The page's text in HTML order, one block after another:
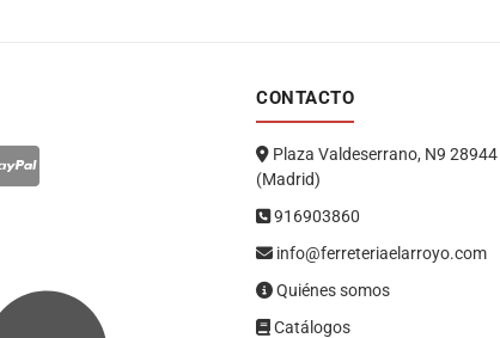
CONTACTO
Plaza Valdeserrano, N9
(Madrid)
916903860
info@ferreteriaelarroyo.com
Quiénes somos
Catálogos